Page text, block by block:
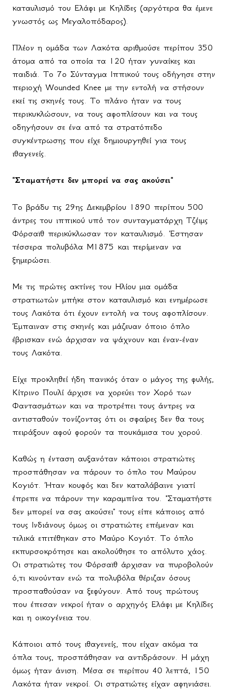
καταυλισμό του Ελάφι με Κηλίδες (αργότερα θα έμενε
γνωστός ως Μεγαλοπόδαρος).
Πλέον η ομάδα των Λακότα αριθμούσε περίπου 350
άτομα από τα οποία τα 120 ήταν γυναίκες και
παιδιά. Το 7ο Σύνταγμα Ιππικού τους οδήγησε στην
περιοχή Wounded Knee με την εντολή να στήσουν
εκεί τις σκηνές τους. Το πλάνο ήταν να τους
περικυκλώσουν, να τους αφοπλίσουν και να τους
οδηγήσουν σε ένα από τα στρατόπεδο
συγκέντρωσης που είχε δημιουργηθεί για τους
ιθαγενείς.
"Σταματήστε δεν μπορεί να σας ακούσει"
Το βράδυ τις 29ης Δεκεμβρίου 1890 περίπου 500
άντρες του ιππικού υπό τον συνταγματάρχη Τζέιμς
Φόρσαϊθ περικύκλωσαν τον καταυλισμό. Έστησαν
τέσσερα πολυβόλα M1875 και περίμεναν να
ξημερώσει.
Με τις πρώτες ακτίνες του Ηλίου μια ομάδα
στρατιωτών μπήκε στον καταυλισμό και ενημέρωσε
τους Λακότα ότι έχουν εντολή να τους αφοπλίσουν.
Έμπαιναν στις σκηνές και μάζευαν όποιο όπλο
έβρισκαν ενώ άρχισαν να ψάχνουν και έναν-έναν
τους Λακότα.
Είχε προκληθεί ήδη πανικός όταν ο μάγος της φυλής,
Κίτρινο Πουλί άρχισε να χορεύει τον Χορό των
Φαντασμάτων και να προτρέπει τους άντρες να
αντισταθούν τονίζοντας ότι οι σφαίρες δεν θα τους
πειράξουν αφού φορούν τα πουκάμισα του χορού.
Καθώς η ένταση αυξανόταν κάποιοι στρατιώτες
προσπάθησαν να πάρουν το όπλο του Μαύρου
Κογιότ. Ήταν κουφός και δεν καταλάβαινε γιατί
έπρεπε να πάρουν την καραμπίνα του. "Σταματήστε
δεν μπορεί να σας ακούσει" τους είπε κάποιος από
τους Ινδιάνους όμως οι στρατιώτες επέμεναν και
τελικά επιτέθηκαν στο Μαύρο Κογιότ. Το όπλο
εκπυρσοκρότησε και ακολούθησε το απόλυτο χάος.
Οι στρατιώτες του Φόρσαϊθ άρχισαν να πυροβολούν
ό,τι κινούνταν ενώ τα πολυβόλα θέριζαν όσους
προσπαθούσαν να ξεφύγουν. Από τους πρώτους
που έπεσαν νεκροί ήταν ο αρχηγός Ελάφι με Κηλίδες
και η οικογένεια του.
Κάποιοι από τους ιθαγενείς, που είχαν ακόμα τα
όπλα τους, προσπάθησαν να αντιδράσουν. Η μάχη
όμως ήταν άνιση. Μέσα σε περίπου 40 λεπτά, 150
Λακότα ήταν νεκροί. Οι στρατιώτες είχαν αφηνιάσει.